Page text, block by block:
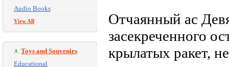
Audio Books
View All
Toys and Souvenirs
Educational
Отчаянный ас
засекреченного
крылатых ракет,